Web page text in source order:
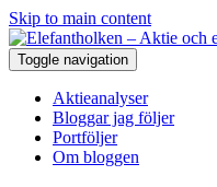
Skip to main content
Toggle navigation
Aktieanalyser
Bloggar jag följer
Portföljer
Om bloggen